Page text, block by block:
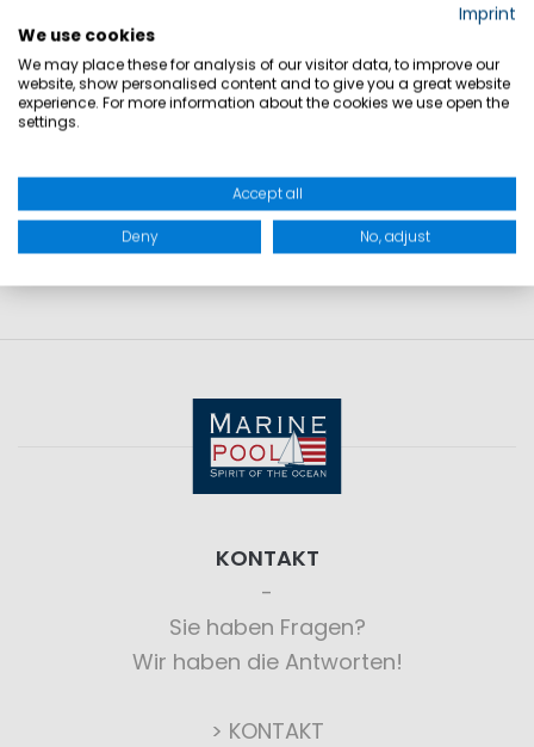
• klassischer Schnitt
PRODUKTSICHERHEIT
KONTAKT
Sie haben Fragen?
Wir haben die Antworten!
> KONTAKT
Imprint
We use cookies
We may place these for analysis of our visitor data, to improve our
website, show personalised content and to give you a great website
experience. For more information about the cookies we use open the
settings.
Accept all
Deny No, adjust